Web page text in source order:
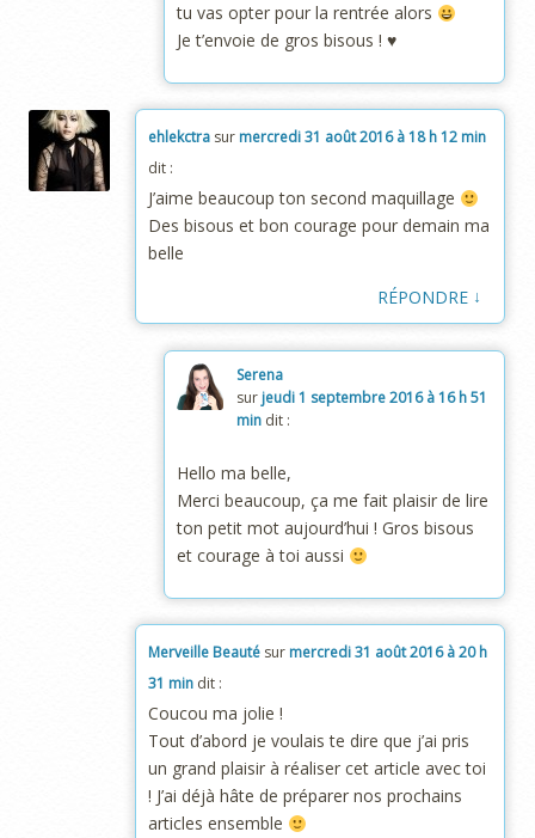
tu vas opter pour la rentrée alors
Je t’envoie de gros bisous ! ♥
ehlekctra sur mercredi 31 août 2016 à 18 h 12 min
dit :
J’aime beaucoup ton second maquillage
Des bisous et bon courage pour demain ma
belle
RÉPONDRE ↓
Serena
sur jeudi 1 septembre 2016 à 16 h 51
min dit :
Hello ma belle,
Merci beaucoup, ça me fait plaisir de lire
ton petit mot aujourd’hui ! Gros bisous
et courage à toi aussi
Merveille Beauté sur mercredi 31 août 2016 à 20 h
31 min dit :
Coucou ma jolie !
Tout d’abord je voulais te dire que j’ai pris
un grand plaisir à réaliser cet article avec toi
! J’ai déjà hâte de préparer nos prochains
articles ensemble